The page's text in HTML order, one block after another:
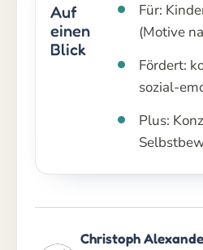
Auf
einen
Blick
Für:
(Motive
Fördert:
sozial-
Plus:
Christoph